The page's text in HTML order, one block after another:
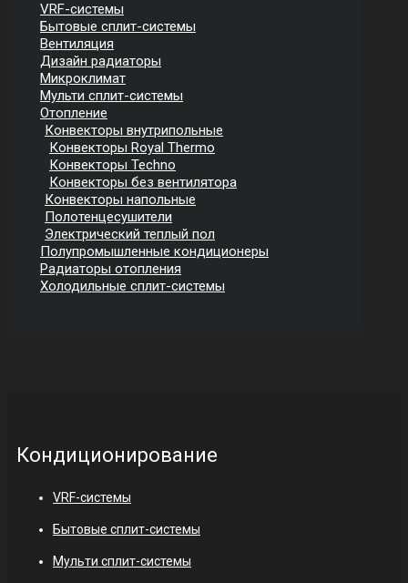
VRF-системы
Бытовые сплит-системы
Вентиляция
Дизайн радиаторы
Микроклимат
Мульти сплит-системы
Отопление
Конвекторы внутрипольные
Конвекторы Royal Thermo
Конвекторы Techno
Конвекторы без вентилятора
Конвекторы напольные
Полотенцесушители
Электрический теплый пол
Полупромышленные кондиционеры
Радиаторы отопления
Холодильные сплит-системы
Кондиционирование
VRF-системы
Бытовые сплит-системы
Мульти сплит-системы